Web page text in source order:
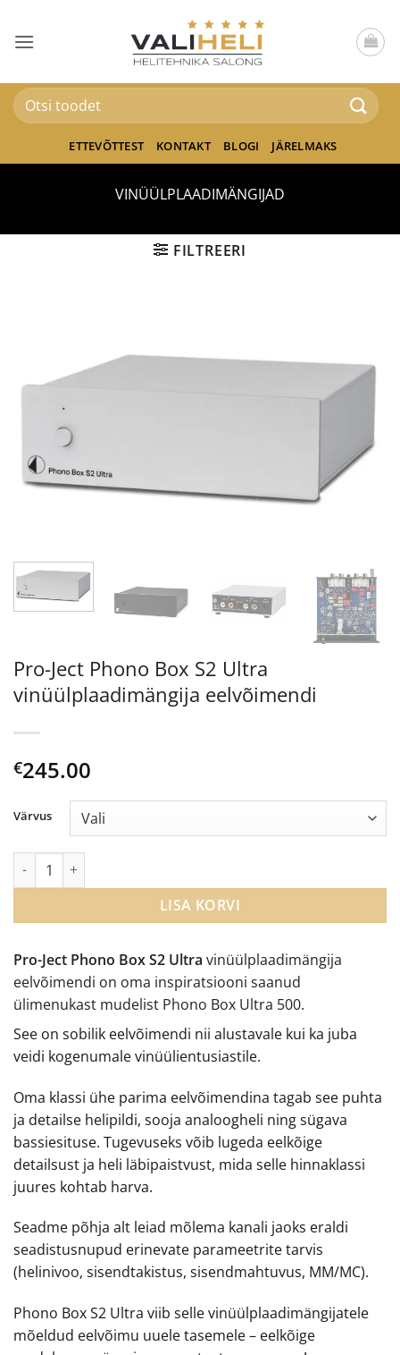
content
Otsi:
ETTEVÕTTEST KONTAKT BLOGI JÄRELMAKS
VINÜÜLPLAADIMÄNGIJAD
FILTREERI
Pro-Ject Phono Box S2 Ultra
vinüülplaadimängija eelvõimendi
€245.00
Pro-Ject Phono Box S2 Ultra vinüülplaadimängija
eelvõimendi on oma inspiratsiooni saanud
ülimenukast mudelist Phono Box Ultra 500.
See on sobilik eelvõimendi nii alustavale kui ka juba
veidi kogenumale vinüülientusiastile.
Oma klassi ühe parima eelvõimendina tagab see puhta
ja detailse helipildi, sooja analoogheli ning sügava
bassiesituse. Tugevuseks võib lugeda eelkõige
detailsust ja heli läbipaistvust, mida selle hinnaklassi
juures kohtab harva.
Seadme põhja alt leiad mõlema kanali jaoks eraldi
seadistusnupud erinevate parameetrite tarvis
(helinivoo, sisendtakistus, sisendmahtuvus, MM/MC).
Phono Box S2 Ultra viib selle vinüülplaadimängijatele
mõeldud eelvõimu uuele tasemele – eelkõige
Värvus
Pro-Ject Phono Box S2 Ultra vinüülplaadimängija eelvõimendi
LISA KORVI